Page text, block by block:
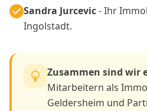
Sandra Jurcevic- Ihr
Ingolstadt.
Zusammen sind wir
Mitarbeitern als
Geldersheim und